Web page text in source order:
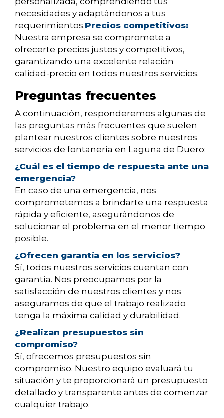
necesidades y adaptándonos a tus
requerimientos.Precios competitivos:
Nuestra empresa se compromete a
ofrecerte precios justos y competitivos,
garantizando una excelente relación
calidad-precio en todos nuestros servicios.
Preguntas frecuentes
A continuación, responderemos algunas de
las preguntas más frecuentes que suelen
plantear nuestros clientes sobre nuestros
servicios de fontanería en Laguna de Duero:
¿Cuál es el tiempo de respuesta ante una
emergencia?
En caso de una emergencia, nos
comprometemos a brindarte una respuesta
rápida y eficiente, asegurándonos de
solucionar el problema en el menor tiempo
posible.
¿Ofrecen garantía en los servicios?
Sí, todos nuestros servicios cuentan con
garantía. Nos preocupamos por la
satisfacción de nuestros clientes y nos
aseguramos de que el trabajo realizado
tenga la máxima calidad y durabilidad.
¿Realizan presupuestos sin
compromiso?
Sí, ofrecemos presupuestos sin
compromiso. Nuestro equipo evaluará tu
situación y te proporcionará un presupuesto
detallado y transparente antes de comenzar
cualquier trabajo.